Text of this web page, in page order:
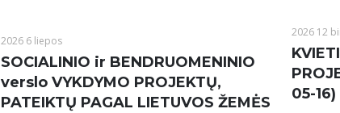
2026 6 liepos
SOCIALINIO ir BENDRUOMENINIO
verslo VYKDYMO PROJEKTŲ,
PATEIKTŲ PAGAL LIETUVOS ŽEMĖS
2026 12
05-16)